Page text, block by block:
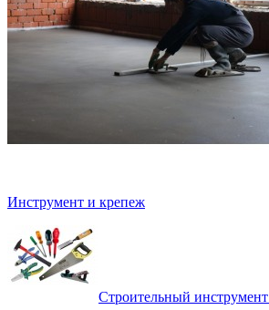
Инструмент и крепеж
Строительный инструмент